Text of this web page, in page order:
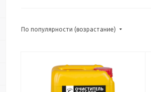
По популярности (возрастание)